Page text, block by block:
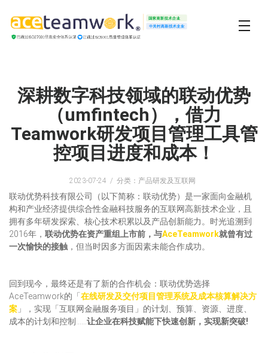
深耕数字科技领域的联动优势
（umfintech），借力
Teamwork研发项目管理工具管
控项目进度和成本！
2023-07-24 分类：产品研发及互联网
联动优势科技有限公司（以下简称：联动优势）是一家面向金融机
构和产业经济提供综合性金融科技服务的互联网高新技术企业，且
拥有多年研发探索、核心技术积累以及产品创新能力。时光追溯到
2016年， 联动优势在资产重组上市前，与AceTeamwork就曾有过
一次愉快的接触 ，但当时因多方面因素未能合作成功。
回到现今，最终还是有了新的合作机会：联动优势选择
AceTeamwork的「 在线研发及交付项目管理系统及成本核算解决方
案 」，实现「互联网金融服务项目」的计划、预算、资源、进度、
成本的计划和控制…… 让企业在科技赋能下快速创新，实现新突破!